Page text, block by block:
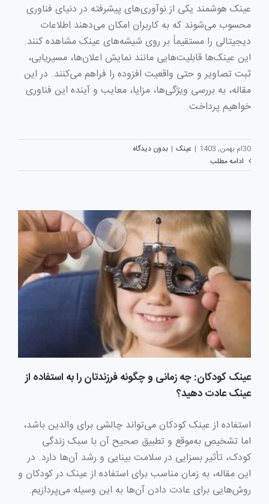
عینک هوشمند یکی از نوآوری‌های پیشرفته در دنیای فناوری
محسوب می‌شوند که به کاربران امکان می‌دهند اطلاعات
دیجیتالی را مستقیماً بر روی شیشه‌های عینک مشاهده کنند.
این عینک‌ها قابلیت‌هایی مانند نمایش اعلان‌ها، مسیریابی،
ثبت تصاویر و حتی واقعیت افزوده را فراهم می‌کنند. در این
مقاله، به بررسی ویژگی‌ها، مزایا، معایب و آینده این فناوری
خواهیم پرداخت.
30ام بهمن, 1403 | عینک | بدون دیدگاه
ادامه مطلب
عینک کودکان: چه زمانی و چگونه فرزندتان را به استفاده از
عینک عادت دهید؟
استفاده از عینک کودکان می‌تواند چالشی برای والدین باشد،
اما تشخیص به‌موقع و تطبیق صحیح آن با سبک زندگی
کودک، تأثیر بسزایی در سلامت بینایی و رشد آن‌ها دارد. در
این مقاله، به زمان مناسب برای استفاده از عینک در کودکان و
روش‌هایی برای عادت دادن آن‌ها به این وسیله می‌پردازیم.